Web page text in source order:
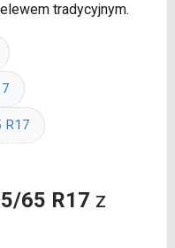
tradycyjnym.
R17
65 R17 z